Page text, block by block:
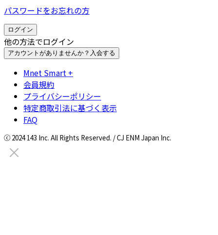
パスワードをお忘れの方
ログイン
他の方法でログイン
アカウントがありませんか？ 入会する
Mnet Smart +
会員規約
プライバシーポリシー
特定商取引法に基づく表示
FAQ
ⓒ 2024 143 Inc. All Rights Reserved. / CJ ENM Japan Inc.